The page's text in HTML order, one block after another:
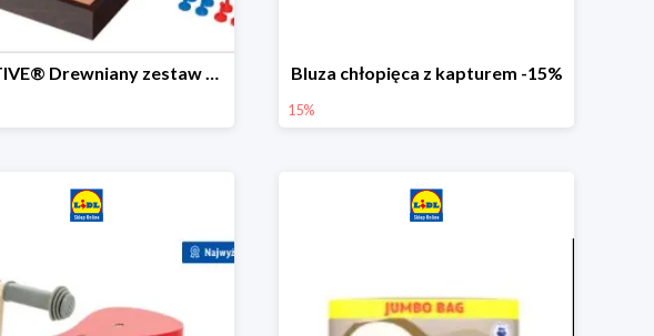
PLAYTIVE® Drewniany zestaw gier 10 w 1 Bluza chłopięca z kapturem -15%
15%